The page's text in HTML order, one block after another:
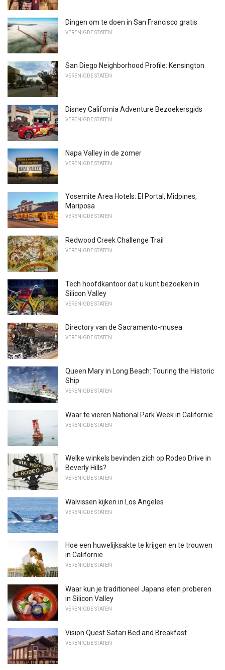
Dingen om te doen in San Francisco gratis
VERENIGDE STATEN
San Diego Neighborhood Profile: Kensington
VERENIGDE STATEN
Disney California Adventure Bezoekersgids
VERENIGDE STATEN
Napa Valley in de zomer
VERENIGDE STATEN
Yosemite Area Hotels: El Portal, Midpines,
Mariposa
VERENIGDE STATEN
Redwood Creek Challenge Trail
VERENIGDE STATEN
Tech hoofdkantoor dat u kunt bezoeken in
Silicon Valley
VERENIGDE STATEN
Directory van de Sacramento-musea
VERENIGDE STATEN
Queen Mary in Long Beach: Touring the Historic
Ship
VERENIGDE STATEN
Waar te vieren National Park Week in Californië
VERENIGDE STATEN
Welke winkels bevinden zich op Rodeo Drive in
Beverly Hills?
VERENIGDE STATEN
Walvissen kijken in Los Angeles
VERENIGDE STATEN
Hoe een huwelijksakte te krijgen en te trouwen
in Californië
VERENIGDE STATEN
Waar kun je traditioneel Japans eten proberen
in Silicon Valley
VERENIGDE STATEN
Vision Quest Safari Bed and Breakfast
VERENIGDE STATEN